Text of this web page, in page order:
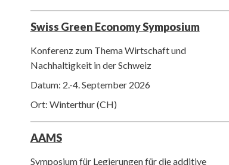
Swiss Green Economy Symposium
Konferenz zum Thema Wirtschaft und
Nachhaltigkeit in der Schweiz
Datum: 2.-4. September 2026
Ort: Winterthur (CH)
AAMS
Symposium für Legierungen für die additive